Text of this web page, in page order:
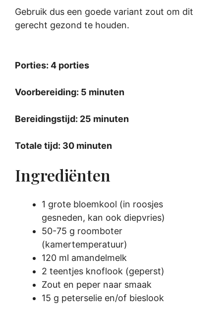
Gebruik dus een goede variant zout om dit
gerecht gezond te houden.
Porties: 4 porties
Voorbereiding: 5 minuten
Bereidingstijd: 25 minuten
Totale tijd: 30 minuten
Ingrediënten
1 grote bloemkool (in roosjes
gesneden, kan ook diepvries)
50-75 g roomboter
(kamertemperatuur)
120 ml amandelmelk
2 teentjes knoflook (geperst)
Zout en peper naar smaak
15 g peterselie en/of bieslook